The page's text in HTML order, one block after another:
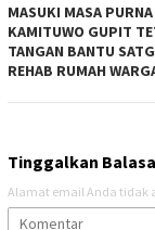
MASUKI MASA
KAMITUWO GUPIT
TANGAN BANTU
REHAB RUMAH
Tinggalkan
Alamat email Anda tidak